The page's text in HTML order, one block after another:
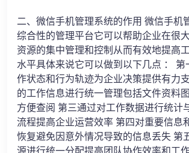
二、微信手机管理系统的作用 微信手机
综合性的管理平台它可以帮助企业在很
资源的集中管理和控制从而有效地提高
水平具体来说它可以做到以下几点 ：
作状态和行为轨迹为企业决策提供有力
的工作信息进行统一管理包括文件资料
方便查阅 第三通过对工作数据进行统计
流程提高企业运营效率 第四对重要信息
恢复避免因意外情况导致的信息丢失 第